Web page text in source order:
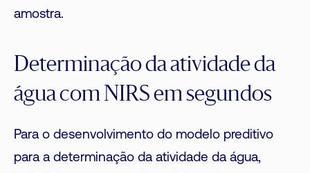
amostra.
Determinação da atividade da
água com NIRS em segundos
Para o desenvolvimento do modelo preditivo
para a determinação da atividade da água,